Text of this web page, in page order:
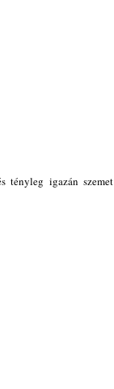
tényleg igazán szemet